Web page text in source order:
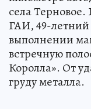
села
ГАИ, 49-летний
выполнении
встречную
Королла». От
груду металла.